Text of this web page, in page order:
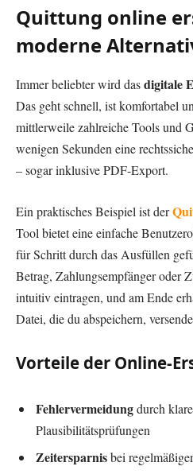
Quittung online
moderne
Immer beliebter wird dasdigitale
Das geht schnell, ist komfortabel
mittlerweile zahlreiche Tools und
wenigen Sekunden eine
– sogar inklusive PDF-Export.
Ein praktisches Beispiel ist der
Tool bietet eine einfache
für Schritt durch das Ausfüllen
Betrag, Zahlungsempfänger oder
intuitiv eintragen, und am Ende
Datei, die du abspeichern,
Vorteile der Online-
Fehlervermeidungdurch
Plausibilitätsprüfungen
Zeitersparnisbei